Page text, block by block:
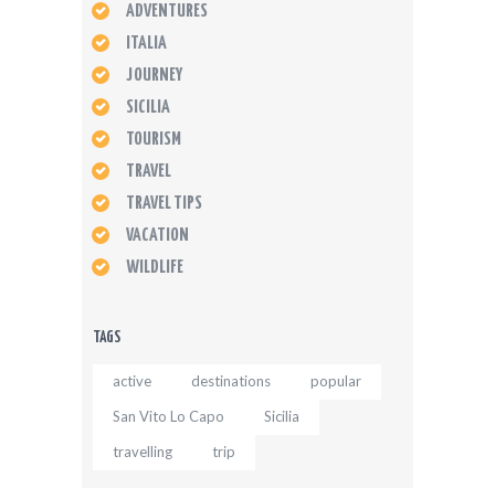
ADVENTURES
ITALIA
JOURNEY
SICILIA
TOURISM
TRAVEL
TRAVEL TIPS
VACATION
WILDLIFE
TAGS
active destinations
popular
San Vito Lo Capo
Sicilia
travelling
trip